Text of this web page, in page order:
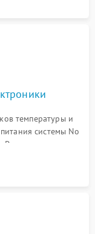
температуры и
системы No
или замена